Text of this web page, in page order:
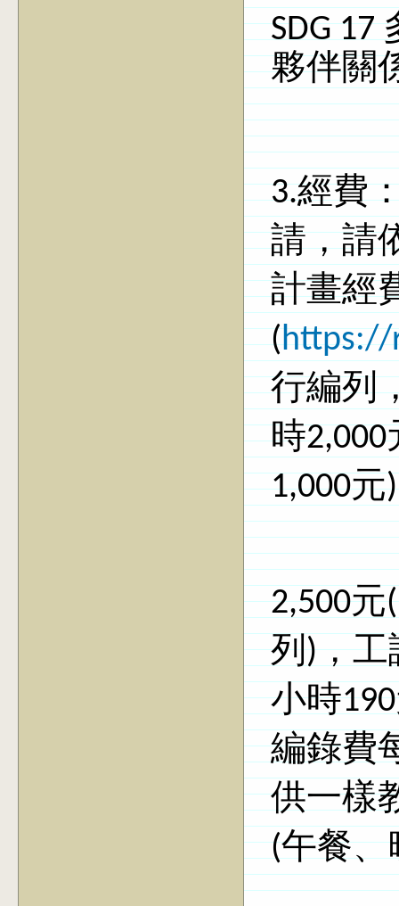
SDG 17
夥伴關
3.經費
請，請
計畫經
(https://
行編列
時2,000
1,000元)
2,500
列)，工
小時
編錄費
供一樣
(午餐、